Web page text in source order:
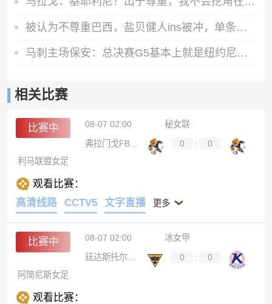
被认为不尊重巴西，盐贝健人ins被冲，单条动态的评论超过84万
马刺主场保安：总决赛G5基本上就是纽约尼克斯的主场比赛
相关比赛
比赛中 08-07 02:00
秘女联
弗拉门戈FBC女足
0 :
0
利马联盟女足
观看比赛：
高清线路
CCTV5 文字直播 更多
比赛中 08-07 02:00
冰女甲
廷达斯托尔女足
0 :
0
阿简尼斯女足
观看比赛：